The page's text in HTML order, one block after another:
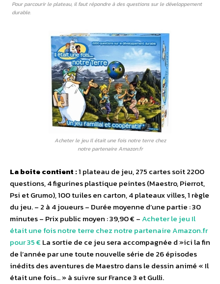
Pour parcourir le plateau, il faut répondre à des questions sur le développement
durable.
Acheter le jeu Il était une fois notre terre chez
notre partenaire Amazon.fr
La boite contient :1 plateau de jeu, 275 cartes soit 2200
questions, 4 figurines plastique peintes (Maestro, Pierrot,
Psi et Grumo), 100 tuiles en carton, 4 plateaux villes, 1 règle
du jeu. – 2 à 4 joueurs – Durée moyenne d’une partie : 30
minutes – Prix public moyen : 39,90 € –Acheter le jeu Il
était une fois notre terre chez notre partenaire Amazon.fr
pour 35 € La sortie de ce jeu sera accompagnée d »ici la fin
de l’année par une toute nouvelle série de 26 épisodes
inédits des aventures de Maestro dans le dessin animé « Il
était une fois… » à suivre sur France 3 et Gulli.